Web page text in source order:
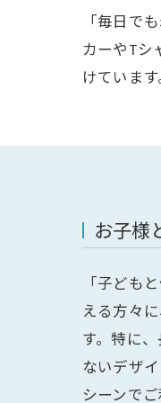
「毎日で
カーやTシ
けていま
お子様
「子ども
える方々
す。特に
ないデザ
シーンで